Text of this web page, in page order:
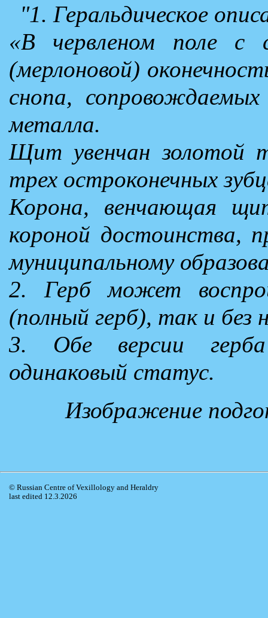
"1. Геральдическое
«В червленом поле с
(мерлоновой)
снопа,
металла.
Щит увенчан золотой
трех остроконечных
Корона, венчающая
короной достоинства,
муниципальному
2. Герб может
(полный герб), так и без
3. Обе версии
одинаковый статус.
Изображение
© Russian Centre of Vexillology and Heraldry
last edited 12.3.2026